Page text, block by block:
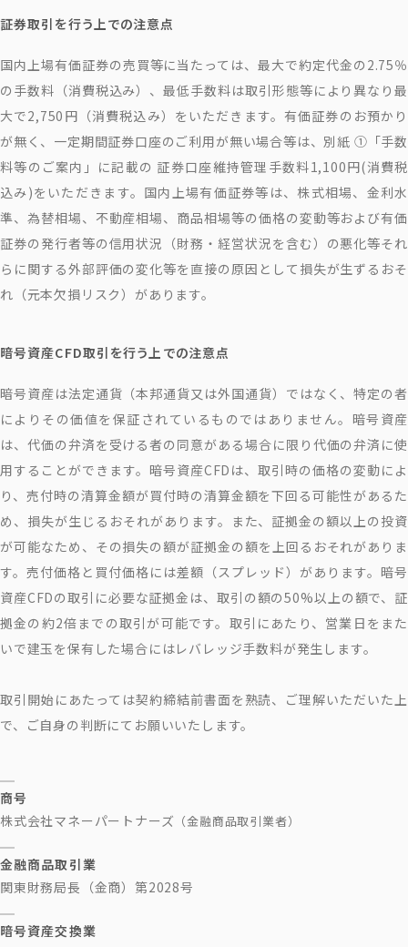
証券取引を行う上での注意点
国内上場有価証券の売買等に当たっては、最大で約定代金の2.75％
の手数料（消費税込み）、最低手数料は取引形態等により異なり最
大で2,750円（消費税込み）をいただきます。有価証券のお預かり
が無く、一定期間証券口座のご利用が無い場合等は、別紙 ①「手数
料等のご案内」に記載の 証券口座維持管理手数料1,100円(消費税
込み)をいただきます。国内上場有価証券等は、株式相場、金利水
準、為替相場、不動産相場、商品相場等の価格の変動等および有価
証券の発行者等の信用状況（財務・経営状況を含む）の悪化等それ
らに関する外部評価の変化等を直接の原因として損失が生ずるおそ
れ（元本欠損リスク）があります。
暗号資産CFD取引を行う上での注意点
暗号資産は法定通貨（本邦通貨又は外国通貨）ではなく、特定の者
によりその価値を保証されているものではありません。暗号資産
は、代価の弁済を受ける者の同意がある場合に限り代価の弁済に使
用することができます。暗号資産CFDは、取引時の価格の変動によ
り、売付時の清算金額が買付時の清算金額を下回る可能性があるた
め、損失が生じるおそれがあります。また、証拠金の額以上の投資
が可能なため、その損失の額が証拠金の額を上回るおそれがありま
す。売付価格と買付価格には差額（スプレッド）があります。暗号
資産CFDの取引に必要な証拠金は、取引の額の50%以上の額で、証
拠金の約2倍までの取引が可能です。取引にあたり、営業日をまた
いで建玉を保有した場合にはレバレッジ手数料が発生します。
取引開始にあたっては契約締結前書面を熟読、ご理解いただいた上
で、ご自身の判断にてお願いいたします。
商号
株式会社マネーパートナーズ （金融商品取引業者）
金融商品取引業
関東財務局長（金商）第2028号
暗号資産交換業